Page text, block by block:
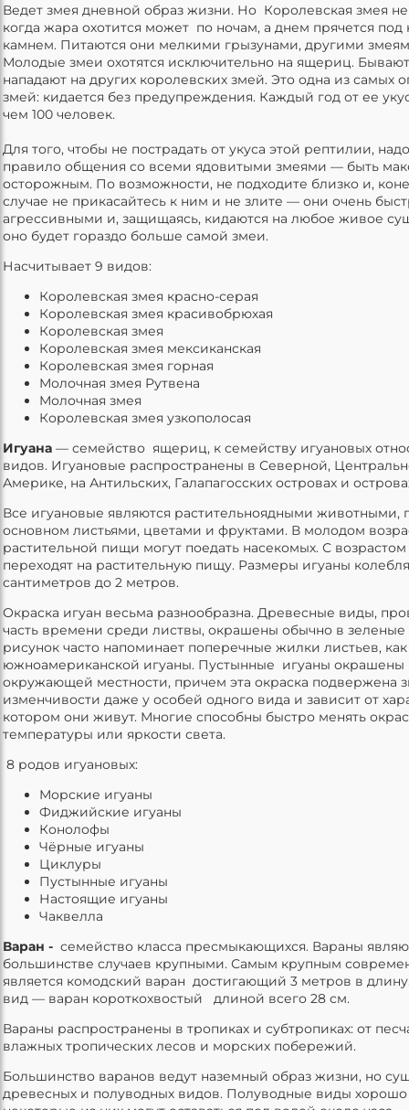
Ведет змея дневной образ жизни. Но Королевская змея
когда жара охотится может по ночам, а днем прячется под
камнем. Питаются они мелкими грызунами, другими
Молодые змеи охотятся исключительно на ящериц.
нападают на других королевских змей. Это одна из самых
змей: кидается без предупреждения. Каждый год от ее
чем 100 человек.
Для того, чтобы не пострадать от укуса этой рептилии,
правило общения со всеми ядовитыми змеями — быть
осторожным. По возможности, не подходите близко и,
случае не прикасайтесь к ним и не злите — они очень
агрессивными и, защищаясь, кидаются на любое живое
оно будет гораздо больше самой змеи.
Насчитывает 9 видов:
Королевская змея красно-серая
Королевская змея красивобрюхая
Королевская змея
Королевская змея мексиканская
Королевская змея горная
Молочная змея Рутвена
Молочная змея
Королевская змея узкополосая
Игуана — семейство ящериц, к семейству игуановых
видов. Игуановые распространены в Северной,
Америке, на Антильских, Галапагосских островах и
Все игуановые являются растительноядными
основном листьями, цветами и фруктами. В молодом
растительной пищи могут поедать насекомых. С
переходят на растительную пищу. Размеры игуаны
сантиметров до 2 метров.
Окраска игуан весьма разнообразна. Древесные виды,
часть времени среди листвы, окрашены обычно в зеленые
рисунок часто напоминает поперечные жилки листьев, как
южноамериканской игуаны. Пустынные игуаны окрашены
окружающей местности, причем эта окраска подвержена
изменчивости даже у особей одного вида и зависит от
котором они живут. Многие способны быстро менять
температуры или яркости света.
8 родов игуановых:
Морские игуаны
Фиджийские игуаны
Конолофы
Чёрные игуаны
Циклуры
Пустынные игуаны
Настоящие игуаны
Чаквелла
Варан - семейство класса пресмыкающихся. Вараны
большинстве случаев крупными. Самым крупным
является комодский варан достигающий 3 метров в
вид — варан короткохвостый длиной всего 28 см.
Вараны распространены в тропиках и субтропиках: от
влажных тропических лесов и морских побережий.
Большинство варанов ведут наземный образ жизни, но
древесных и полуводных видов. Полуводные виды